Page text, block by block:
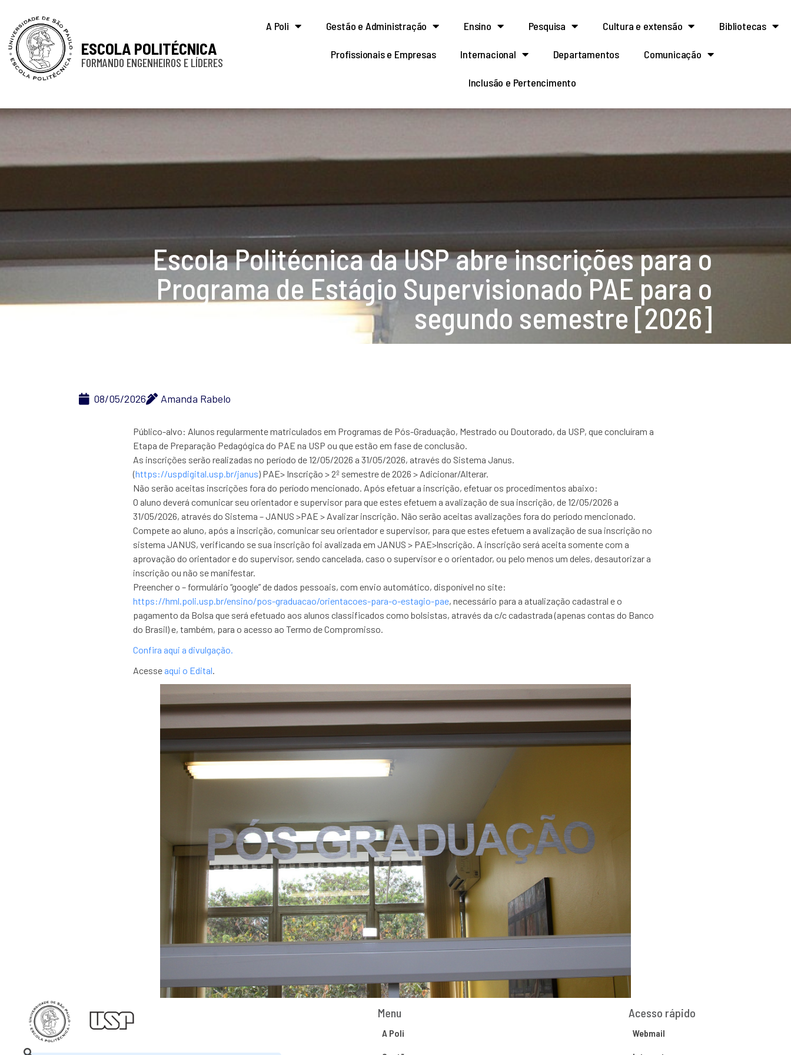
ESCOLA POLITÉCNICA
FORMANDO ENGENHEIROS E LÍDERES
A Poli Gestão e Administração Ensino Pesquisa Cultura e extensão Bibliotecas
Profissionais e Empresas Internacional Departamentos Comunicação
Inclusão e Pertencimento
Escola Politécnica da USP abre inscrições para o
Programa de Estágio Supervisionado PAE para o
segundo semestre [2026]
08/05/2026 Amanda Rabelo
Público-alvo: Alunos regularmente matriculados em Programas de Pós-Graduação, Mestrado ou Doutorado, da USP, que concluíram a
Etapa de Preparação Pedagógica do PAE na USP ou que estão em fase de conclusão.
As inscrições serão realizadas no período de 12/05/2026 a 31/05/2026, através do Sistema Janus.
(https://uspdigital.usp.br/janus) PAE> Inscrição > 2º semestre de 2026 > Adicionar/Alterar.
Não serão aceitas inscrições fora do período mencionado. Após efetuar a inscrição, efetuar os procedimentos abaixo:
O aluno deverá comunicar seu orientador e supervisor para que estes efetuem a avalização de sua inscrição, de 12/05/2026 a
31/05/2026, através do Sistema – JANUS >PAE > Avalizar inscrição. Não serão aceitas avalizações fora do período mencionado.
Compete ao aluno, após a inscrição, comunicar seu orientador e supervisor, para que estes efetuem a avalização de sua inscrição no
sistema JANUS, verificando se sua inscrição foi avalizada em JANUS > PAE>lnscrição. A inscrição será aceita somente com a
aprovação do orientador e do supervisor, sendo cancelada, caso o supervisor e o orientador, ou pelo menos um deles, desautorizar a
inscrição ou não se manifestar.
Preencher o – formulário “google” de dados pessoais, com envio automático, disponível no site:
https://hml.poli.usp.br/ensino/pos-graduacao/orientacoes-para-o-estagio-pae, necessário para a atualização cadastral e o
pagamento da Bolsa que será efetuado aos alunos classificados como bolsistas, através da c/c cadastrada (apenas contas do Banco
do Brasil) e, também, para o acesso ao Termo de Compromisso.
Confira aqui a divulgação.
Acesse aqui o Edital.
Menu
A Poli
Acesso rápido
Webmail